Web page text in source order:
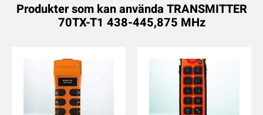
Produkter som kan använda TRANSMITTER
70TX-T1 438-445,875 MHz